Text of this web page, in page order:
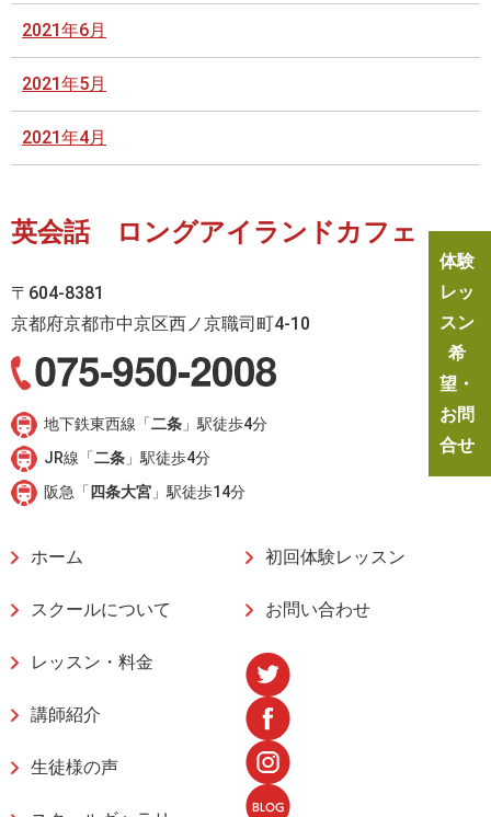
2021年6月
2021年5月
2021年4月
英会話 ロングアイランドカフェ
〒604-8381
京都府京都市中京区西ノ京職司町4-10
地下鉄東西線「二条 」駅徒歩4分
JR線「二条 」駅徒歩4分
阪急「 四条大宮 」駅徒歩14分
ホーム
スクールについて
レッスン・料金
講師紹介
生徒様の声
初回体験レッスン
お問い合わせ
体験
レッ
スン
希
望・
お問
合せ